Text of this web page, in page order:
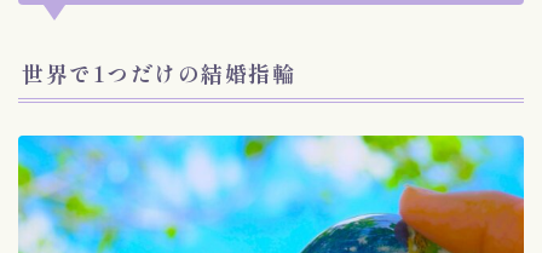
世界で1つだけの結婚指輪